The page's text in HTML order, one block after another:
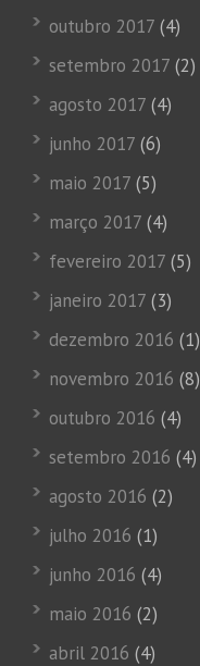
outubro 2017 (4)
setembro 2017 (2)
agosto 2017 (4)
junho 2017 (6)
maio 2017 (5)
março 2017 (4)
fevereiro 2017 (5)
janeiro 2017 (3)
dezembro 2016 (1)
novembro 2016 (8)
outubro 2016 (4)
setembro 2016 (4)
agosto 2016 (2)
julho 2016 (1)
junho 2016 (4)
maio 2016 (2)
abril 2016 (4)